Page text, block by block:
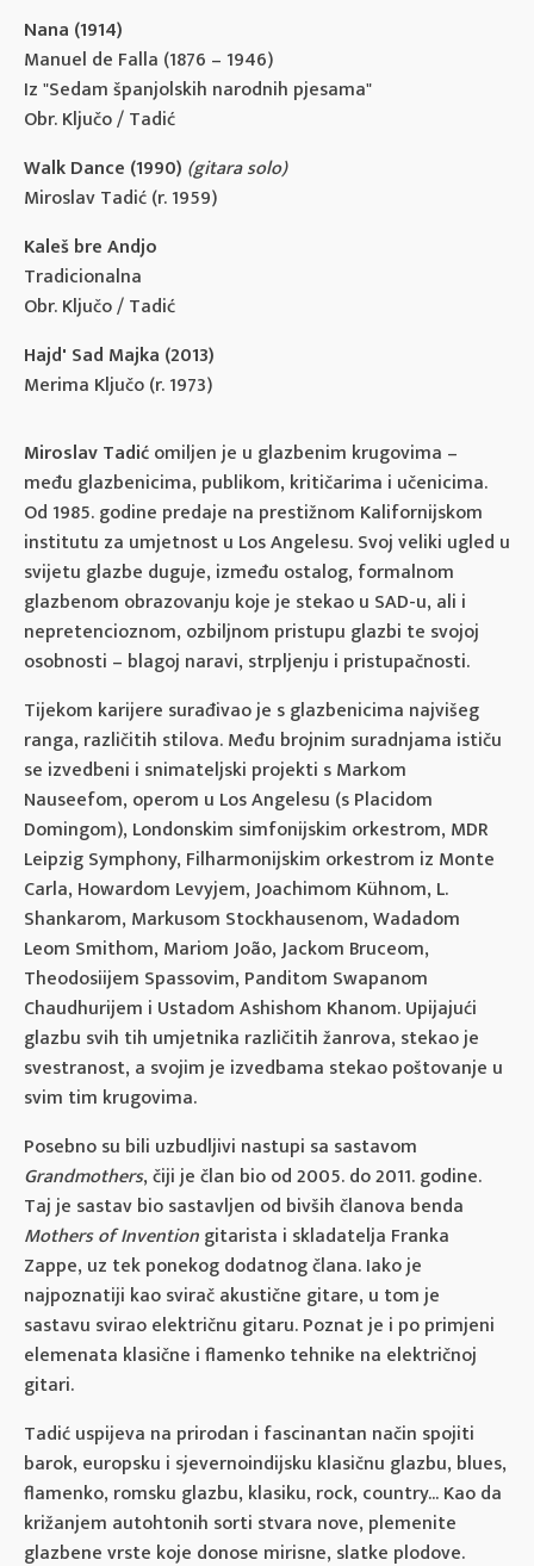
Miroslav Tadićomiljen je u glazbenim krugovima –
među glazbenicima, publikom, kritičarima i učenicima.
Od 1985. godine predaje na prestižnom Kalifornijskom
institutu za umjetnost u Los Angelesu. Svoj veliki ugled u
svijetu glazbe duguje, između ostalog, formalnom
glazbenom obrazovanju koje je stekao u SAD-u, ali i
nepretencioznom, ozbiljnom pristupu glazbi te svojoj
osobnosti – blagoj naravi, strpljenju i pristupačnosti.
Tijekom karijere surađivao je s glazbenicima najvišeg
ranga, različitih stilova. Među brojnim suradnjama ističu
se izvedbeni i snimateljski projekti s Markom
Nauseefom, operom u Los Angelesu (s Placidom
Domingom), Londonskim simfonijskim orkestrom, MDR
Leipzig Symphony, Filharmonijskim orkestrom iz Monte
Carla, Howardom Levyjem, Joachimom Kühnom, L.
Shankarom, Markusom Stockhausenom, Wadadom
Leom Smithom, Mariom João, Jackom Bruceom,
Theodosiijem Spassovim, Panditom Swapanom
Chaudhurijem i Ustadom Ashishom Khanom. Upijajući
glazbu svih tih umjetnika različitih žanrova, stekao je
svestranost, a svojim je izvedbama stekao poštovanje u
svim tim krugovima.
Posebno su bili uzbudljivi nastupi sa sastavom
Grandmothers, čiji je član bio od 2005. do 2011. godine.
Taj je sastav bio sastavljen od bivših članova benda
Mothers of Inventiongitarista i skladatelja Franka
Zappe, uz tek ponekog dodatnog člana. Iako je
najpoznatiji kao svirač akustične gitare, u tom je
sastavu svirao električnu gitaru. Poznat je i po primjeni
elemenata klasične i flamenko tehnike na električnoj
gitari.
Tadić uspijeva na prirodan i fascinantan način spojiti
barok, europsku i sjevernoindijsku klasičnu glazbu, blues,
flamenko, romsku glazbu, klasiku, rock, country... Kao da
križanjem autohtonih sorti stvara nove, plemenite
glazbene vrste koje donose mirisne, slatke plodove.
Nana (1914)
Manuel de Falla (1876 – 1946)
Iz "Sedam španjolskih narodnih pjesama"
Obr. Ključo / Tadić
Walk Dance (1990) (gitara solo)
Miroslav Tadić (r. 1959)
Kaleš bre Andjo
Tradicionalna
Obr. Ključo / Tadić
Hajd' Sad Majka (2013)
Merima Ključo (r. 1973)